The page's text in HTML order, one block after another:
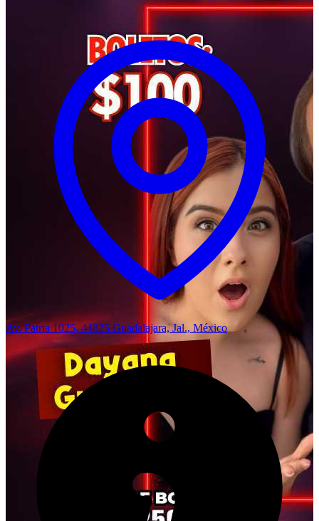
Av. Patria 1025, 44825 Guadalajara, Jal., México